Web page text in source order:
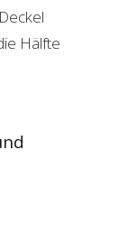
Hälfte